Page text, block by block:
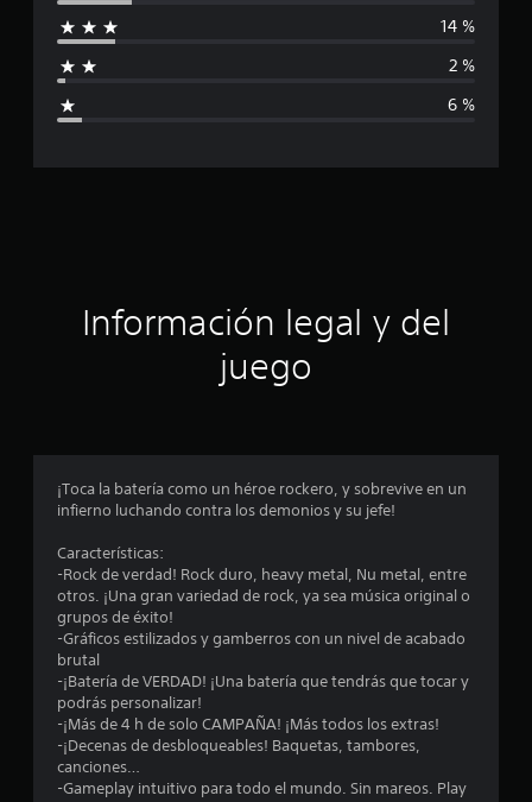
a
ó
r
o
e
o
14 %
2 %
6 %
Información legal y del
juego
¡Toca la batería como un héroe rockero, y sobrevive en un
infierno luchando contra los demonios y su jefe!
Características:
-Rock de verdad! Rock duro, heavy metal, Nu metal, entre
otros. ¡Una gran variedad de rock, ya sea música original o
grupos de éxito!
-Gráficos estilizados y gamberros con un nivel de acabado
brutal
-¡Batería de VERDAD! ¡Una batería que tendrás que tocar y
podrás personalizar!
-¡Más de 4 h de solo CAMPAÑA! ¡Más todos los extras!
-¡Decenas de desbloqueables! Baquetas, tambores,
canciones…
-Gameplay intuitivo para todo el mundo. Sin mareos. Play